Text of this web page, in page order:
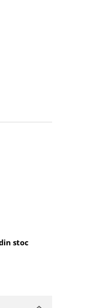
stoc